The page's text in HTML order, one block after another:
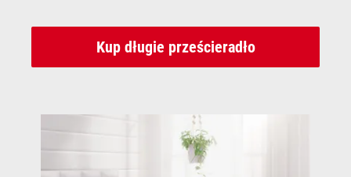
Kup długie prześcieradło